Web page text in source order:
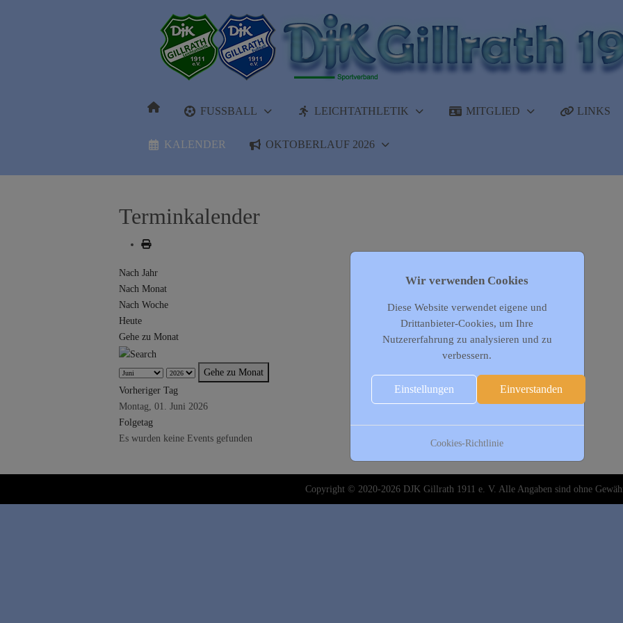
FUSSBALL LEICHTATHLETIK MITGLIED LINKS
KALENDER OKTOBERLAUF 2026
Terminkalender
Nach Jahr
Nach Monat
Nach Woche
Heute
Gehe zu Monat
Gehe zu Monat
Vorheriger Tag
Montag, 01. Juni 2026
Folgetag
Es wurden keine Events gefunden
Copyright © 2020-2026 DJK Gillrath 1911 e. V. Alle Angaben sind ohne
Wir verwenden Cookies
Diese Website verwendet eigene und
Drittanbieter-Cookies, um Ihre
Nutzererfahrung zu analysieren und zu
verbessern.
Einstellungen Einverstanden
Cookies-Richtlinie